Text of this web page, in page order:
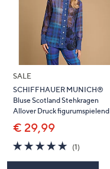
SALE
SCHIFFHAUER MUNICH®
Bluse Scotland Stehkragen
Allover Druck figurumspielend
€ 29,99
5.0
von
5
(1)